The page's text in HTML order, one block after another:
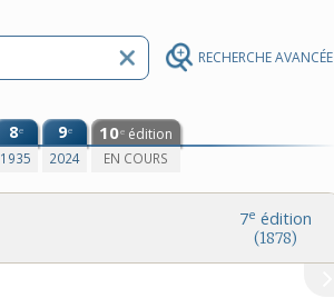
RECHERCHE AVANCÉE
8e
1935
9e
2024
10e édition
EN COURS
7e édition
(1878)